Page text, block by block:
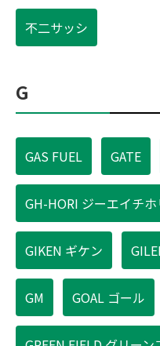
不二サッシ
G
GAS FUEL GATE
GH-HORI ジーエイチホ
GIKEN ギケン
GM GOAL ゴール